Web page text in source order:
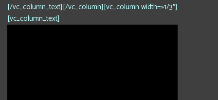
[/vc_column_text][/vc_column][vc_column width=»1/3″]
[vc_column_text]